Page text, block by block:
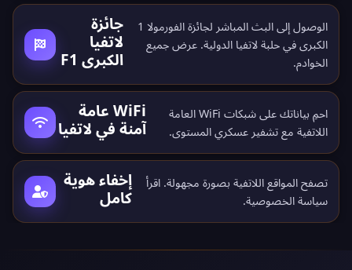
جائزة
لاتفيا
الكبرى F1
الوصول إلى البث المباشر لجائزة الفورمولا 1
الكبرى في حلبة لاتفيا الدولية. عرض جميع
الخوادم.
WiFi عامة
آمنة في لاتفيا
احمِ بياناتك على شبكات WiFi العامة
اللاتفية مع تشفير عسكري المستوى.
إخفاء هوية
كامل
تصفح المواقع اللاتفية بصورة مجهولة. اقرأ
سياسة الخصوصية.